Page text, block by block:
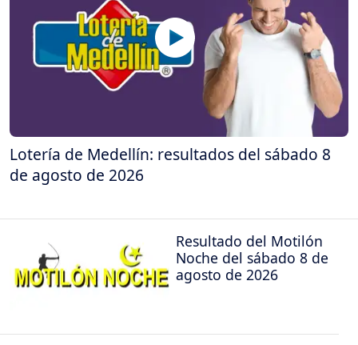
Lotería de Medellín: resultados del sábado 8
de agosto de 2026
Resultado del Motilón
Noche del sábado 8 de
agosto de 2026